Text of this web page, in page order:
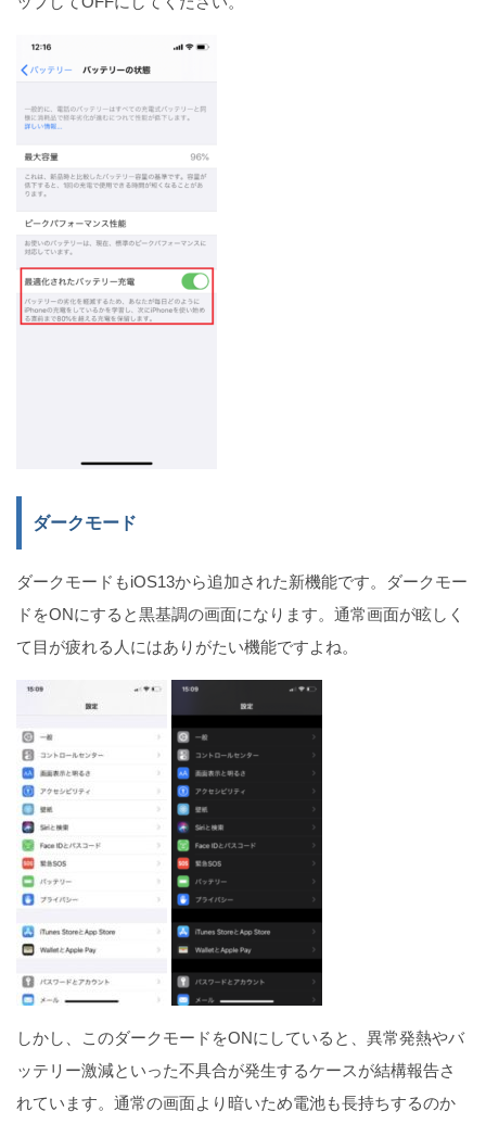
ダークモード
ダークモードもiOS13から追加された新機能です。ダークモー
ドをONにすると黒基調の画面になります。通常画面が眩しく
て目が疲れる人にはありがたい機能ですよね。
しかし、このダークモードをONにしていると、異常発熱やバ
ッテリー激減といった不具合が発生するケースが結構報告さ
れています。通常の画面より暗いため電池も長持ちするのか